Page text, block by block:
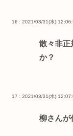
16 : 2021/03/31(水)
散々非正
か？
17 : 2021/03/31(水)
柳さんが